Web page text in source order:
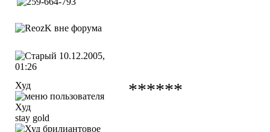
10.12.2005,
01:26
Худ
stay gold
******